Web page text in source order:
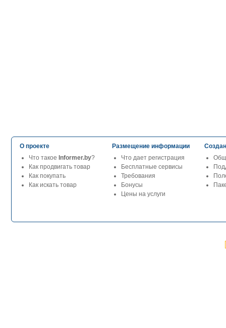
О проекте
Что такое Informer.by?
Как продвигать товар
Как покупать
Как искать товар
Размещение информации
Что дает регистрация
Бесплатные сервисы
Требования
Бонусы
Цены на услуги